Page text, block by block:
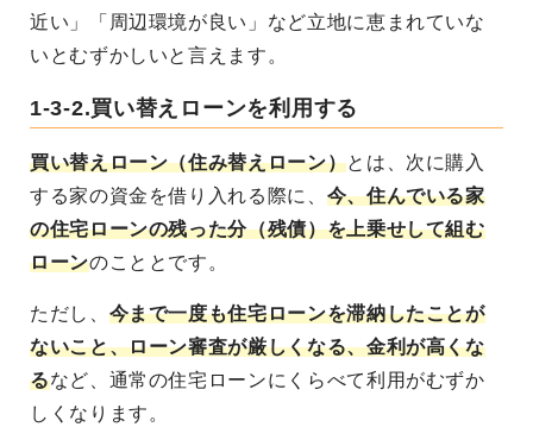
近い」「周辺環境が良い」など立地に恵まれていな
いとむずかしいと言えます。
1-3-2.買い替えローンを利用する
買い替えローン（住み替えローン）とは、次に購入
する家の資金を借り入れる際に、 今、住んでいる家
の住宅ローンの残った分（残債）を上乗せして組む
ローンのこととです。
ただし、 今まで一度も住宅ローンを滞納したことが
ないこと、ローン審査が厳しくなる、金利が高くな
るなど、通常の住宅ローンにくらべて利用がむずか
しくなります。